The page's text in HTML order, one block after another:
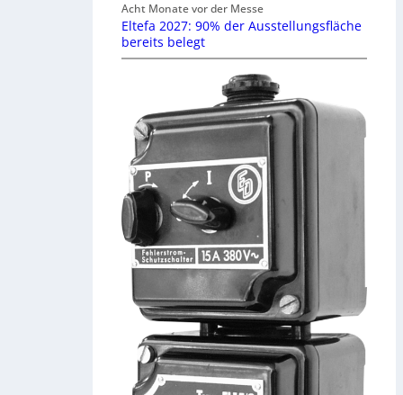
Acht Monate vor der Messe
Eltefa 2027: 90% der Ausstellungsfläche
bereits belegt